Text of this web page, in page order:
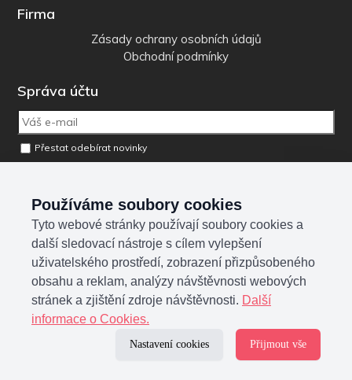
Firma
Zásady ochrany osobních údajů
Obchodní podmínky
Správa účtu
Přestat odebírat novinky
Sociální sítě
Používáme soubory cookies
Tyto webové stránky používají soubory cookies a
další sledovací nástroje s cílem vylepšení
uživatelského prostředí, zobrazení přizpůsobeného
obsahu a reklam, analýzy návštěvnosti webových
stránek a zjištění zdroje návštěvnosti. Další
informace o Cookies.
Nastavení cookies Přijmout vše